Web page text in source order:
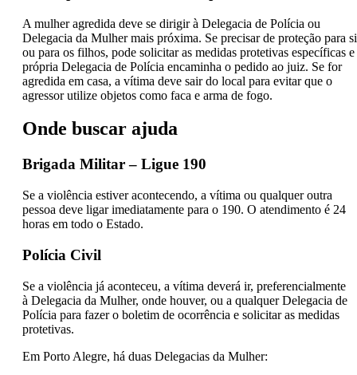
A mulher agredida deve se dirigir à Delegacia de Polícia ou
Delegacia da Mulher mais próxima. Se precisar de proteção para si
ou para os filhos, pode solicitar as medidas protetivas específicas e
própria Delegacia de Polícia encaminha o pedido ao juiz. Se for
agredida em casa, a vítima deve sair do local para evitar que o
agressor utilize objetos como faca e arma de fogo.
Onde buscar ajuda
Brigada Militar – Ligue 190
Se a violência estiver acontecendo, a vítima ou qualquer outra
pessoa deve ligar imediatamente para o 190. O atendimento é 24
horas em todo o Estado.
Polícia Civil
Se a violência já aconteceu, a vítima deverá ir, preferencialmente
à Delegacia da Mulher, onde houver, ou a qualquer Delegacia de
Polícia para fazer o boletim de ocorrência e solicitar as medidas
protetivas.
Em Porto Alegre, há duas Delegacias da Mulher: